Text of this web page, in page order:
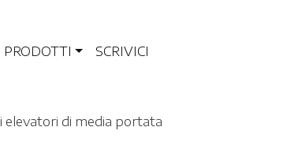
PRODOTTI SCRIVICI
elevatori di media portata